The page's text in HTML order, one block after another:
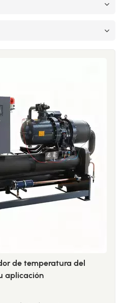
de temperatura del
aplicación